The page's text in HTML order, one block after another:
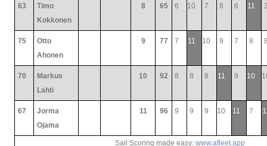
63
Timo
Kokkonen
8 65 6 10 7 8 6 11
75
Otto
Ahonen
9 77 7 11 10 9 7 8
70
Markus
Lahti
10 92 8 8 8 11 9 10
67
Jorma
Ojama
11 96 9 9 9 10 11 7
Sail Scoring made easy: www.afleet.app